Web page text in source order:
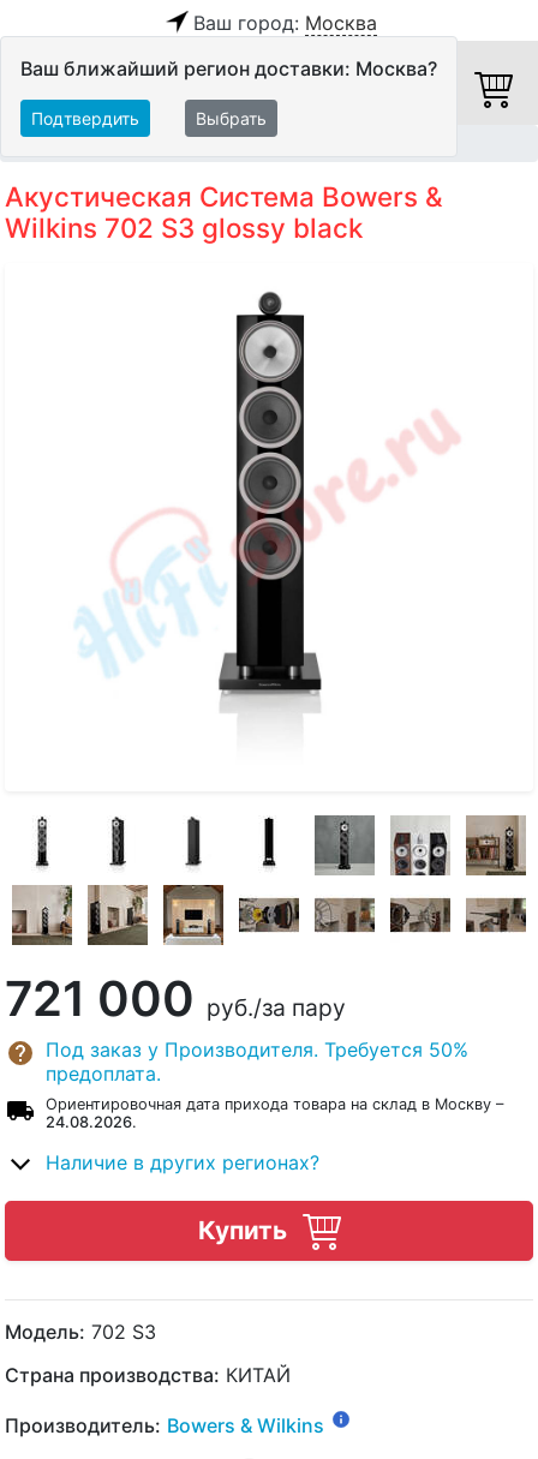
Ваш город: Москва
Ваш ближайший регион доставки: Москва?
Подтвердить Выбрать
Акустическая Система Bowers &
Wilkins 702 S3 glossy black
721 000 руб./за пару
Под заказ у Производителя. Требуется 50%
предоплата.
Ориентировочная дата прихода товара на склад в Москву –
24.08.2026.
Наличие в других регионах?
Купить
Модель: 702 S3
Страна производства: КИТАЙ
Производитель: Bowers & Wilkins